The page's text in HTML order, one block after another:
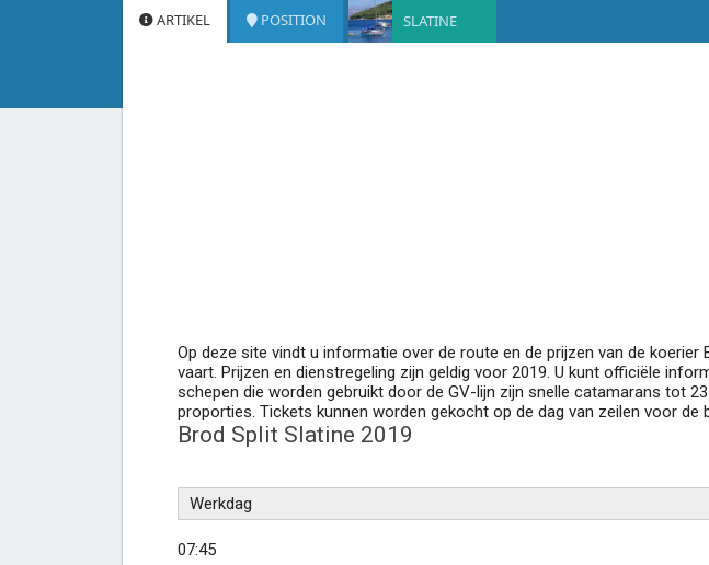
ARTIKEL POSITION SLATINE
Op deze site vindt u informatie over de route en de prijzen van de koerier
vaart. Prijzen en dienstregeling zijn geldig voor 2019. U kunt officiële
schepen die worden gebruikt door de GV-lijn zijn snelle catamarans tot
proporties. Tickets kunnen worden gekocht op de dag van zeilen voor
Brod Split Slatine 2019
Werkdag
07:45